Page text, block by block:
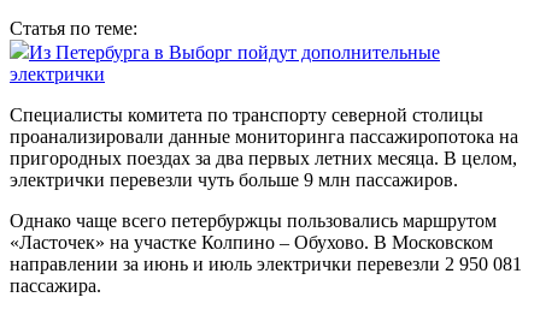
Статья по теме:
Из Петербурга в Выборг пойдут дополнительные
электрички
Специалисты комитета по транспорту северной столицы
проанализировали данные мониторинга пассажиропотока на
пригородных поездах за два первых летних месяца. В целом,
электрички перевезли чуть больше 9 млн пассажиров.
Однако чаще всего петербуржцы пользовались маршрутом
«Ласточек» на участке Колпино – Обухово. В Московском
направлении за июнь и июль электрички перевезли 2 950 081
пассажира.